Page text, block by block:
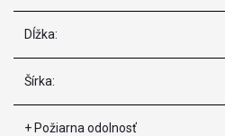
Dĺžka:
Šírka:
+ Požiarna odolnosť